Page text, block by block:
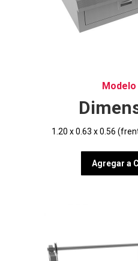
Modelo
1.20 x 0.63 x 0.56
Agregar a